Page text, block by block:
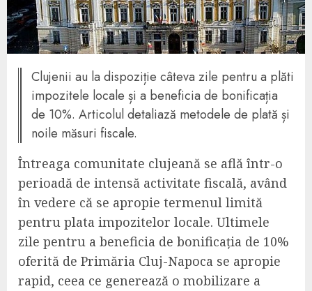
Clujenii au la dispoziție câteva zile pentru a plăti
impozitele locale și a beneficia de bonificația
de 10%. Articolul detaliază metodele de plată și
noile măsuri fiscale.
Întreaga comunitate clujeană se află într-o
perioadă de intensă activitate fiscală, având
în vedere că se apropie termenul limită
pentru plata impozitelor locale. Ultimele
zile pentru a beneficia de bonificația de 10%
oferită de Primăria Cluj-Napoca se apropie
rapid, ceea ce generează o mobilizare a